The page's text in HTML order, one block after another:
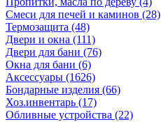
Смеси для печей и каминов (28)
Термозащита (48)
Двери и окна (111)
Двери для бани (76)
Окна для бани (6)
Аксессуары (1626)
Бондарные изделия (66)
Хоз.инвентарь (17)
Обливные устройства (22)